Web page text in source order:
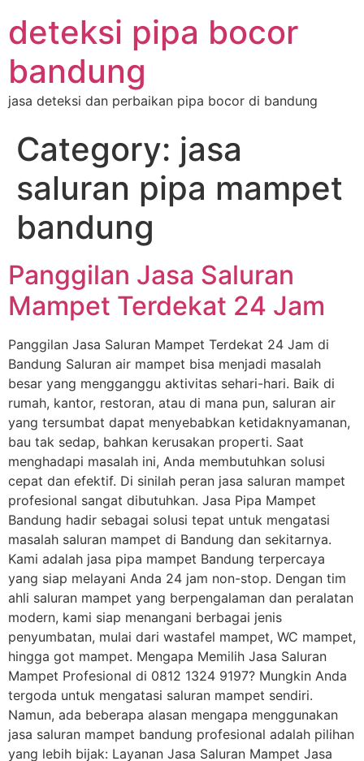
deteksi pipa bocor
bandung
jasa deteksi dan perbaikan pipa bocor di bandung
Category: jasa
saluran pipa mampet
bandung
Panggilan Jasa Saluran
Mampet Terdekat 24 Jam
Panggilan Jasa Saluran Mampet Terdekat 24 Jam di
Bandung Saluran air mampet bisa menjadi masalah
besar yang mengganggu aktivitas sehari-hari. Baik di
rumah, kantor, restoran, atau di mana pun, saluran air
yang tersumbat dapat menyebabkan ketidaknyamanan,
bau tak sedap, bahkan kerusakan properti. Saat
menghadapi masalah ini, Anda membutuhkan solusi
cepat dan efektif. Di sinilah peran jasa saluran mampet
profesional sangat dibutuhkan. Jasa Pipa Mampet
Bandung hadir sebagai solusi tepat untuk mengatasi
masalah saluran mampet di Bandung dan sekitarnya.
Kami adalah jasa pipa mampet Bandung terpercaya
yang siap melayani Anda 24 jam non-stop. Dengan tim
ahli saluran mampet yang berpengalaman dan peralatan
modern, kami siap menangani berbagai jenis
penyumbatan, mulai dari wastafel mampet, WC mampet,
hingga got mampet. Mengapa Memilih Jasa Saluran
Mampet Profesional di 0812 1324 9197? Mungkin Anda
tergoda untuk mengatasi saluran mampet sendiri.
Namun, ada beberapa alasan mengapa menggunakan
jasa saluran mampet bandung profesional adalah pilihan
yang lebih bijak: Layanan Jasa Saluran Mampet Jasa